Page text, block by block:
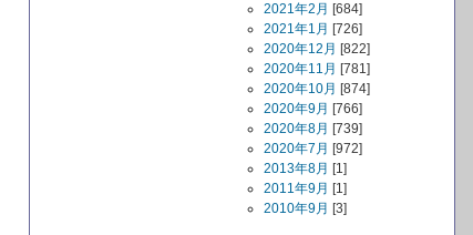
2021年2月 [684]
2021年1月 [726]
2020年12月 [822]
2020年11月 [781]
2020年10月 [874]
2020年9月 [766]
2020年8月 [739]
2020年7月 [972]
2013年8月 [1]
2011年9月 [1]
2010年9月 [3]